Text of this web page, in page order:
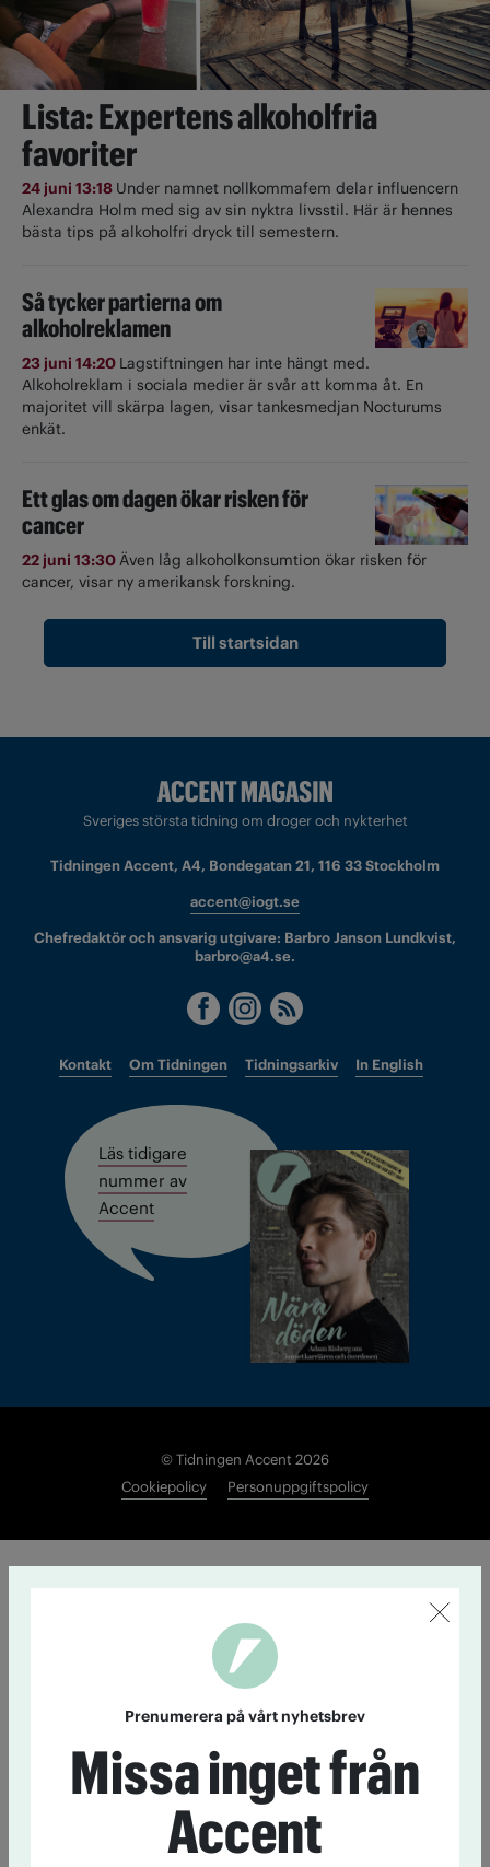
Lista: Expertens alkoholfria
favoriter
24 juni 13:18 Under namnet nollkommafem delar influencern
Alexandra Holm med sig av sin nyktra livsstil. Här är hennes
bästa tips på alkoholfri dryck till semestern.
Så tycker partierna om
alkoholreklamen
23 juni 14:20 Lagstiftningen har inte hängt med.
Alkoholreklam i sociala medier är svår att komma åt. En
majoritet vill skärpa lagen, visar tankesmedjan Nocturums
enkät.
Ett glas om dagen ökar risken för
cancer
22 juni 13:30Även låg alkoholkonsumtion ökar risken för
cancer, visar ny amerikansk forskning.
Till startsidan
Sveriges största tidning om droger och nykterhet
Tidningen Accent, A4, Bondegatan 21, 116 33 Stockholm
accent@iogt.se
Chefredaktör och ansvarig utgivare: Barbro Janson Lundkvist,
barbro@a4.se.
Kontakt Om Tidningen Tidningsarkiv In English
Läs tidigare
nummer av
Accent
© Tidningen Accent 2026
Cookiepolicy
Personuppgiftspolicy
Prenumerera på vårt nyhetsbrev
Missa inget från
Accent